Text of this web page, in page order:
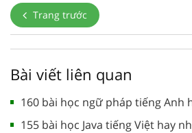
Trang trước
Bài viết liên quan
160 bài học ngữ pháp tiếng Anh
155 bài học Java tiếng Việt hay